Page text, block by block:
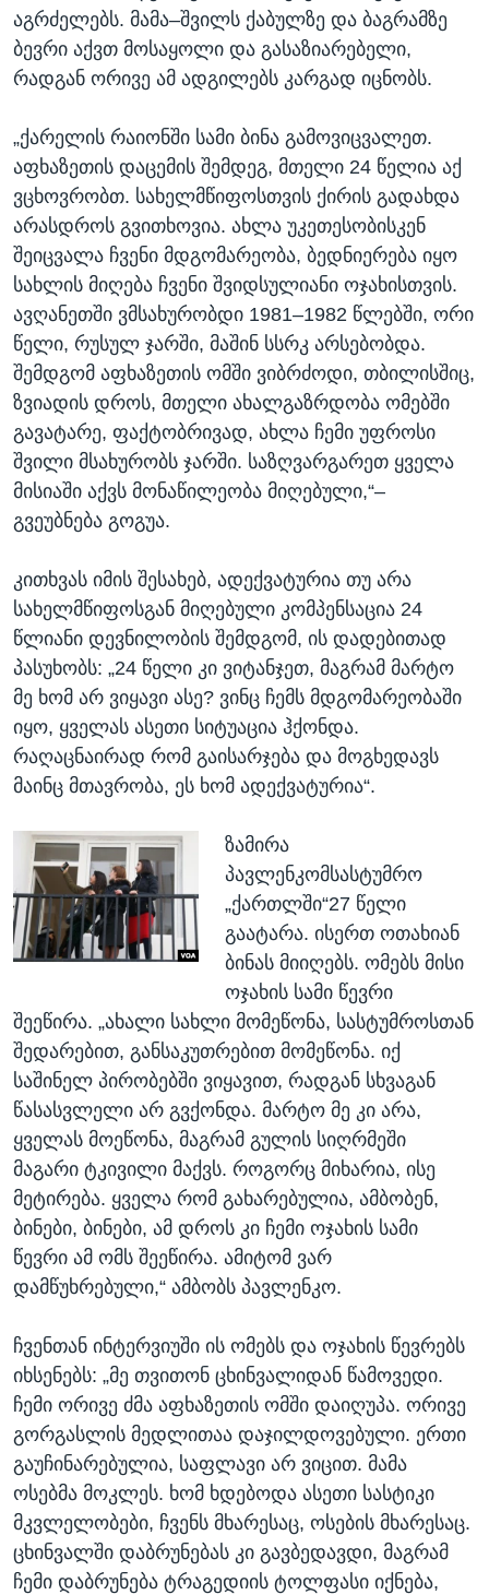
აგრძელებს. მამა–შვილს ქაბულზე და ბაგრამზე
ბევრი აქვთ მოსაყოლი და გასაზიარებელი,
რადგან ორივე ამ ადგილებს კარგად იცნობს.
„ქარელის რაიონში სამი ბინა გამოვიცვალეთ.
აფხაზეთის დაცემის შემდეგ, მთელი 24 წელია აქ
ვცხოვრობთ. სახელმწიფოსთვის ქირის გადახდა
არასდროს გვითხოვია. ახლა უკეთესობისკენ
შეიცვალა ჩვენი მდგომარეობა, ბედნიერება იყო
სახლის მიღება ჩვენი შვიდსულიანი ოჯახისთვის.
ავღანეთში ვმსახურობდი 1981–1982 წლებში, ორი
წელი, რუსულ ჯარში, მაშინ სსრკ არსებობდა.
შემდგომ აფხაზეთის ომში ვიბრძოდი, თბილისშიც,
ზვიადის დროს, მთელი ახალგაზრდობა ომებში
გავატარე, ფაქტობრივად, ახლა ჩემი უფროსი
შვილი მსახურობს ჯარში. საზღვარგარეთ ყველა
მისიაში აქვს მონაწილეობა მიღებული,“–
გვეუბნება გოგუა.
კითხვას იმის შესახებ, ადექვატურია თუ არა
სახელმწიფოსგან მიღებული კომპენსაცია 24
წლიანი დევნილობის შემდგომ, ის დადებითად
პასუხობს: „24 წელი კი ვიტანჯეთ, მაგრამ მარტო
მე ხომ არ ვიყავი ასე? ვინც ჩემს მდგომარეობაში
იყო, ყველას ასეთი სიტუაცია ჰქონდა.
რაღაცნაირად რომ გაისარჯება და მოგხედავს
მაინც მთავრობა, ეს ხომ ადექვატურია“.
ზამირა
პავლენკომსასტუმრო
„ქართლში“27 წელი
გაატარა. ისერთ ოთახიან
ბინას მიიღებს. ომებს მისი
ოჯახის სამი წევრი
შეეწირა. „ახალი სახლი მომეწონა, სასტუმროსთან
შედარებით, განსაკუთრებით მომეწონა. იქ
საშინელ პირობებში ვიყავით, რადგან სხვაგან
წასასვლელი არ გვქონდა. მარტო მე კი არა,
ყველას მოეწონა, მაგრამ გულის სიღრმეში
მაგარი ტკივილი მაქვს. როგორც მიხარია, ისე
მეტირება. ყველა რომ გახარებულია, ამბობენ,
ბინები, ბინები, ამ დროს კი ჩემი ოჯახის სამი
წევრი ამ ომს შეეწირა. ამიტომ ვარ
დამწუხრებული,“ ამბობს პავლენკო.
ჩვენთან ინტერვიუში ის ომებს და ოჯახის წევრებს
იხსენებს: „მე თვითონ ცხინვალიდან წამოვედი.
ჩემი ორივე ძმა აფხაზეთის ომში დაიღუპა. ორივე
გორგასლის მედლითაა დაჯილდოვებული. ერთი
გაუჩინარებულია, საფლავი არ ვიცით. მამა
ოსებმა მოკლეს. ხომ ხდებოდა ასეთი სასტიკი
მკვლელობები, ჩვენს მხარესაც, ოსების მხარესაც.
ცხინვალში დაბრუნებას კი გავბედავდი, მაგრამ
ჩემი დაბრუნება ტრაგედიის ტოლფასი იქნება,